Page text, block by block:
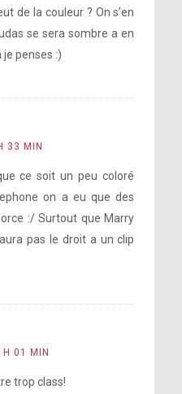
de la couleur ? On s’en
se sera sombre a en
penses :)
33 MIN
ce soit un peu coloré
on a eu que des
:/ Surtout que Marry
pas le droit a un clip
01 MIN
trop class!